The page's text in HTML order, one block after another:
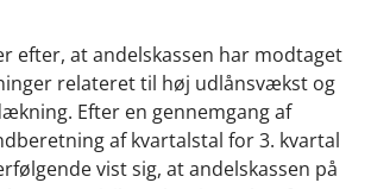
efter, at andelskassen har modtaget
relateret til høj udlånsvækst og
Efter en gennemgang af
af kvartalstal for 3. kvartal
vist sig, at andelskassen på